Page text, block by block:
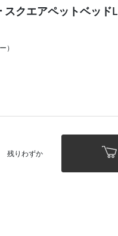
スクエアペットベッドL
）
残りわずか